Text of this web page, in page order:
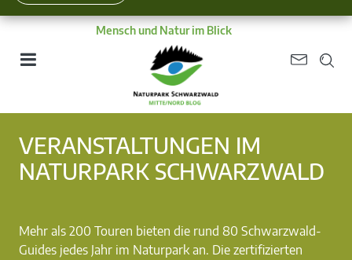
Mensch und Natur im Blick
VERANSTALTUNGEN IM
NATURPARK SCHWARZWALD
Mehr als 200 Touren bieten die rund 80 Schwarzwald-
Guides jedes Jahr im Naturpark an. Die zertifizierten